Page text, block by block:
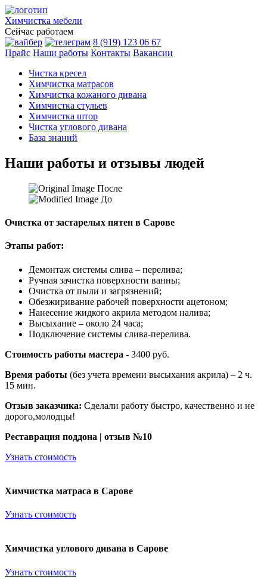
Химчистка мебели
Сейчас работаем
8 (919) 123 06 67
Прайс Наши работы Контакты Вакансии
Чистка кресел
Химчистка матрасов
Химчистка кожаного дивана
Химчистка стульев
Химчистка штор
Чистка углового дивана
База знаний
Наши работы и отзывы людей
После
До
Очистка от застарелых пятен в Сарове
Этапы работ:
Демонтаж системы слива – перелива;
Ручная зачистка поверхности ванны;
Очистка от пыли и загрязнений;
Обезжиривание рабочей поверхности ацетоном;
Нанесение жидкого акрила методом налива;
Высыхание – около 24 часа;
Подключение системы слива-перелива.
Стоимость работы мастера - 3400 руб.
Время работы (без учета времени высыхания акрила) – 2 ч.
15 мин.
Отзыв заказчика: Сделали работу быстро, качественно и не
дорого,молодцы!
Реставрация поддона | отзыв №10
Узнать стоимость
Химчистка матраса в Сарове
Узнать стоимость
Химчистка углового дивана в Сарове
Узнать стоимость